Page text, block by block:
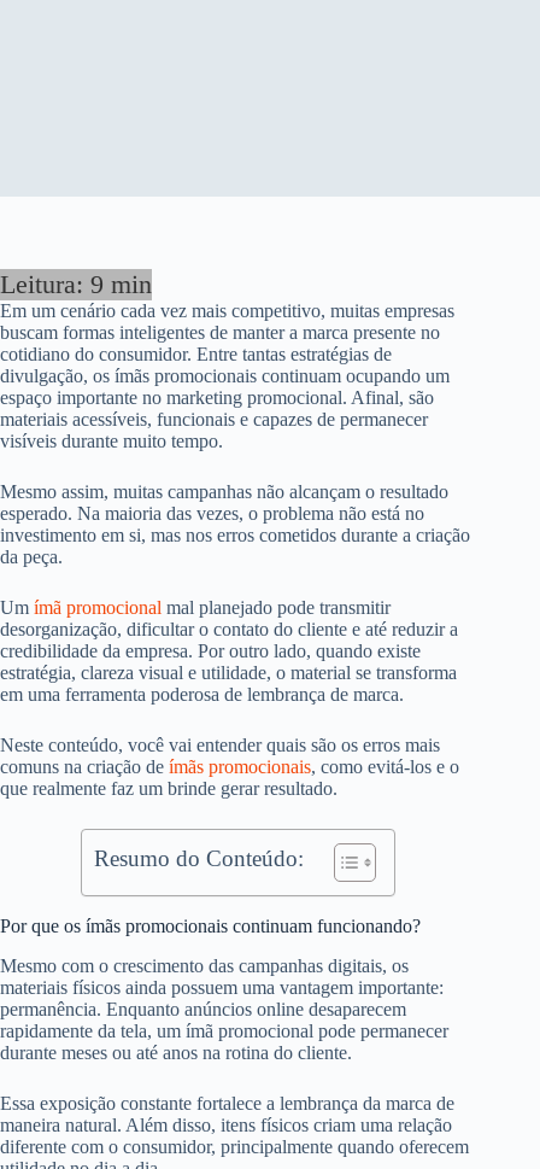
Em um cenário cada vez mais competitivo, muitas empresas
buscam formas inteligentes de manter a marca presente no
cotidiano do consumidor. Entre tantas estratégias de
divulgação, os ímãs promocionais continuam ocupando um
espaço importante no marketing promocional. Afinal, são
materiais acessíveis, funcionais e capazes de permanecer
visíveis durante muito tempo.
Mesmo assim, muitas campanhas não alcançam o resultado
esperado. Na maioria das vezes, o problema não está no
investimento em si, mas nos erros cometidos durante a criação
da peça.
Um ímã promocional mal planejado pode transmitir
desorganização, dificultar o contato do cliente e até reduzir a
credibilidade da empresa. Por outro lado, quando existe
estratégia, clareza visual e utilidade, o material se transforma
em uma ferramenta poderosa de lembrança de marca.
Neste conteúdo, você vai entender quais são os erros mais
comuns na criação de ímãs promocionais, como evitá-los e o
que realmente faz um brinde gerar resultado.
Resumo do Conteúdo:
Por que os ímãs promocionais continuam funcionando?
Mesmo com o crescimento das campanhas digitais, os
materiais físicos ainda possuem uma vantagem importante:
permanência. Enquanto anúncios online desaparecem
rapidamente da tela, um ímã promocional pode permanecer
durante meses ou até anos na rotina do cliente.
Essa exposição constante fortalece a lembrança da marca de
maneira natural. Além disso, itens físicos criam uma relação
diferente com o consumidor, principalmente quando oferecem